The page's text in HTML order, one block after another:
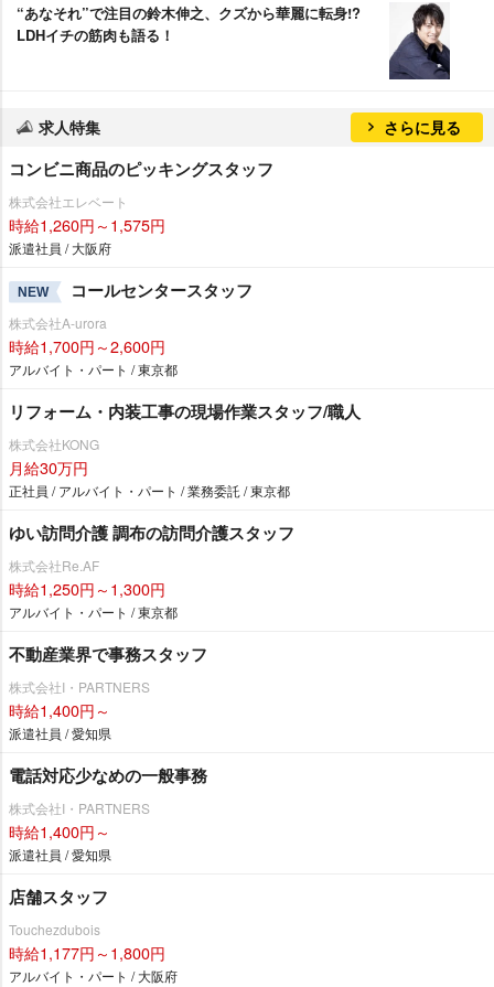
“あなそれ”で注目の鈴木伸之、クズから華麗に転身!?
LDHイチの筋肉も語る！
求人特集 さらに見る
コンビニ商品のピッキングスタッフ
株式会社エレベート
時給1,260円～1,575円
派遣社員 / 大阪府
NEW コールセンタースタッフ
株式会社A-urora
時給1,700円～2,600円
アルバイト・パート / 東京都
リフォーム・内装工事の現場作業スタッフ/職人
株式会社KONG
月給30万円
正社員 / アルバイト・パート / 業務委託 / 東京都
ゆい訪問介護 調布の訪問介護スタッフ
株式会社Re.AF
時給1,250円～1,300円
アルバイト・パート / 東京都
不動産業界で事務スタッフ
株式会社I・PARTNERS
時給1,400円～
派遣社員 / 愛知県
電話対応少なめの一般事務
株式会社I・PARTNERS
時給1,400円～
派遣社員 / 愛知県
店舗スタッフ
Touchezdubois
時給1,177円～1,800円
アルバイト・パート / 大阪府